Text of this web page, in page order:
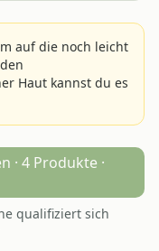
auf die noch leicht
Haut kannst du es
· 4 Produkte ·
qualifiziert sich